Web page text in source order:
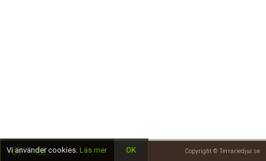
Copyright © Terrariedjur.se
Vi använder cookies. Läs mer OK